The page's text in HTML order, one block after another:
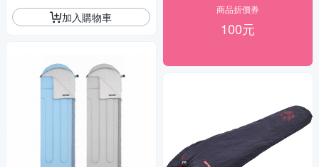
加入購物車
商品折價券
100元